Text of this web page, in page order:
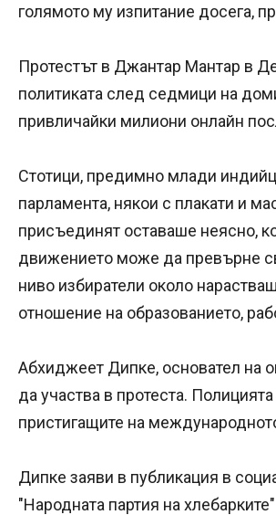
голямото му изпитание досега,
Протестът в Джантар Мантар в
политиката след седмици на
привличайки милиони онлайн
Стотици, предимно млади
парламента, някои с плакати и
присъединят оставаше неясно,
движението може да превърне
ниво избиратели около
отношение на образованието,
Абхиджеет Дипке, основател на
да участва в протеста.
пристигащите на
Дипке заяви в публикация в
"Народната партия на